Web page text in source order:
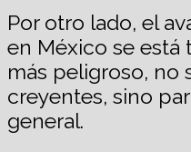
Por otro lado, el
en México se está
más peligroso, no
creyentes, sino
general.